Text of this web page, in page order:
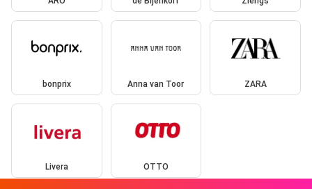
bonprix Anna van Toor ZARA
Livera OTTO